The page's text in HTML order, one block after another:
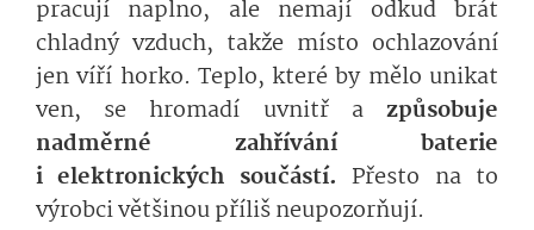
pracují naplno, ale nemají odkud brát
chladný vzduch, takže místo ochlazování
jen víří horko. Teplo, které by mělo unikat
ven, se hromadí uvnitř a způsobuje
nadměrné zahřívání baterie
i elektronických součástí.Přesto na to
výrobci většinou příliš neupozorňují.